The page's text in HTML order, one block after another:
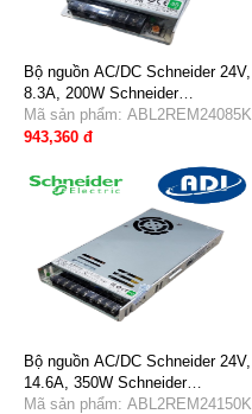
Bộ nguồn AC/DC Schneider 24V,
8.3A, 200W Schneider
ABL2REM24085K
Mã sản phẩm: ABL2REM24085K
943,360 đ
Bộ nguồn AC/DC Schneider 24V,
14.6A, 350W Schneider
ABL2REM24150K
Mã sản phẩm: ABL2REM24150K